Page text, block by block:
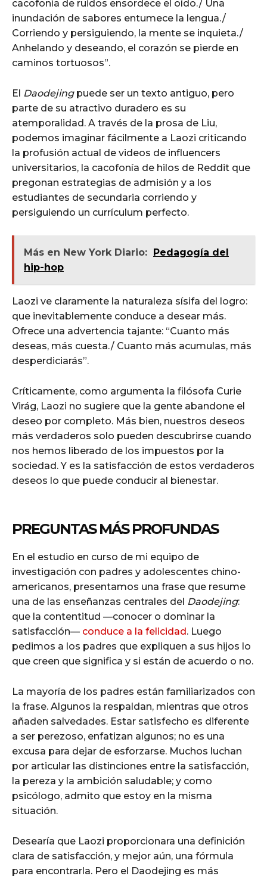
cacofonía de ruidos ensordece el oído./ Una
inundación de sabores entumece la lengua./
Corriendo y persiguiendo, la mente se inquieta./
Anhelando y deseando, el corazón se pierde en
caminos tortuosos”.
El Daodejingpuede ser un texto antiguo, pero
parte de su atractivo duradero es su
atemporalidad. A través de la prosa de Liu,
podemos imaginar fácilmente a Laozi criticando
la profusión actual de videos de influencers
universitarios, la cacofonía de hilos de Reddit que
pregonan estrategias de admisión y a los
estudiantes de secundaria corriendo y
persiguiendo un currículum perfecto.
Más en New York Diario: Pedagogía del
hip-hop
Laozi ve claramente la naturaleza sísifa del logro:
que inevitablemente conduce a desear más.
Ofrece una advertencia tajante: “Cuanto más
deseas, más cuesta./ Cuanto más acumulas, más
desperdiciarás”.
Críticamente, como argumenta la filósofa Curie
Virág, Laozi no sugiere que la gente abandone el
deseo por completo. Más bien, nuestros deseos
más verdaderos solo pueden descubrirse cuando
nos hemos liberado de los impuestos por la
sociedad. Y es la satisfacción de estos verdaderos
deseos lo que puede conducir al bienestar.
PREGUNTAS MÁS PROFUNDAS
En el estudio en curso de mi equipo de
investigación con padres y adolescentes chino-
americanos, presentamos una frase que resume
una de las enseñanzas centrales del Daodejing:
que la contentitud —conocer o dominar la
satisfacción— conduce a la felicidad. Luego
pedimos a los padres que expliquen a sus hijos lo
que creen que significa y si están de acuerdo o no.
La mayoría de los padres están familiarizados con
la frase. Algunos la respaldan, mientras que otros
añaden salvedades. Estar satisfecho es diferente
a ser perezoso, enfatizan algunos; no es una
excusa para dejar de esforzarse. Muchos luchan
por articular las distinciones entre la satisfacción,
la pereza y la ambición saludable; y como
psicólogo, admito que estoy en la misma
situación.
Desearía que Laozi proporcionara una definición
clara de satisfacción, y mejor aún, una fórmula
para encontrarla. Pero el Daodejing es más